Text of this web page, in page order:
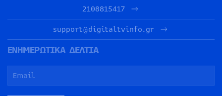
2108815417
support@digitaltvinfo.gr
ΕΝΗΜΕΡΩΤΙΚΑ ΔΕΛΤΙΑ